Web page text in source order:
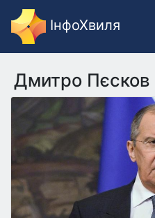
ІнфоХвиля
Дмитро Пєсков